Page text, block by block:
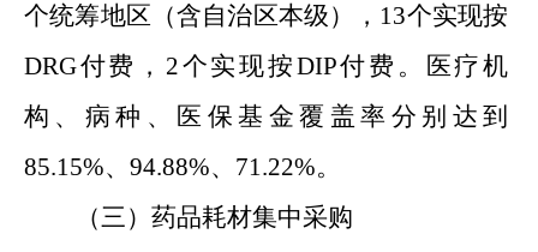
个统筹地区（含自治区本级），13个实现按
DRG付费，2个实现按DIP付费。医疗机
构、病种、医保基金覆盖率分别达到
85.15%、94.88%、71.22%。
（三）药品耗材集中采购